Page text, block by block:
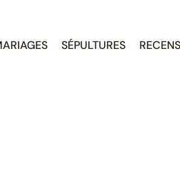
SÉPULTURES